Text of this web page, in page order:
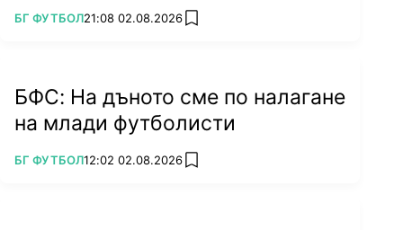
ПОВЕЧЕ ОТ
БГ ФУТБОЛ21:08 02.08.2026 add favorites
БФС: На дъното сме по налагане
на млади футболисти
ПОВЕЧЕ ОТ
БГ ФУТБОЛ12:02 02.08.2026 add favorites